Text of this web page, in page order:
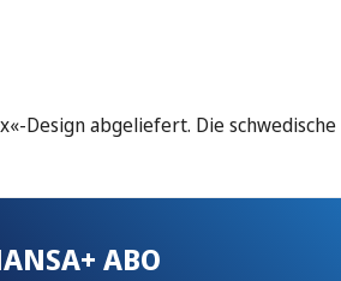
Design abgeliefert. Die schwedische
ABO